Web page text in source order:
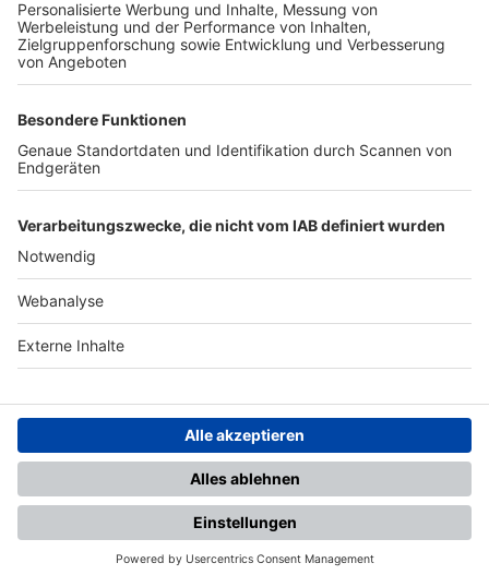
TOP-PARTNER
Nutzungsbedingungen Datenschutz Impressum